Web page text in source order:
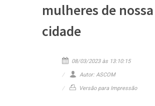
mulheres de nossa
cidade
08/03/2023 às 13:10:15
Autor: ASCOM
Versão para Impressão